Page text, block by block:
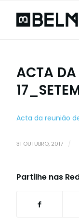
ACTA DA
Acta da reunião
31 OUTUBRO, 2017 /
Partilhe nas